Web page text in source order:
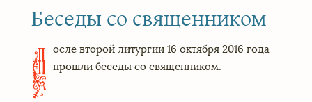
Беседы со священником
П осле второй литургии 16 октября 2016 года
прошли беседы со священником.